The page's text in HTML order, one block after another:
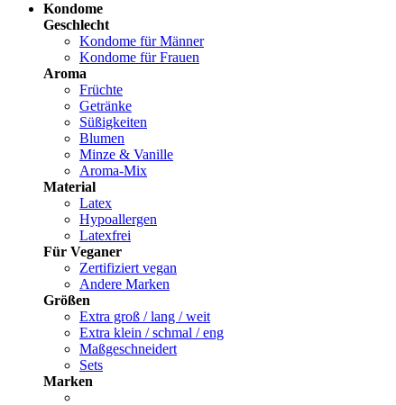
Kondome
Geschlecht
Kondome für Männer
Kondome für Frauen
Aroma
Früchte
Getränke
Süßigkeiten
Blumen
Minze & Vanille
Aroma-Mix
Material
Latex
Hypoallergen
Latexfrei
Für Veganer
Zertifiziert vegan
Andere Marken
Größen
Extra groß / lang / weit
Extra klein / schmal / eng
Maßgeschneidert
Sets
Marken